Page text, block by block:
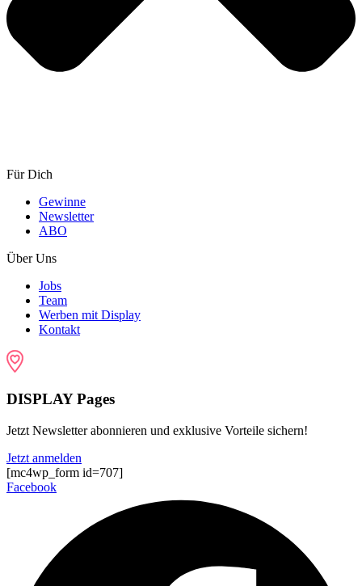
Für Dich
Gewinne
Newsletter
ABO
Über Uns
Jobs
Team
Werben mit Display
Kontakt
DISPLAY Pages
Jetzt Newsletter abonnieren und exklusive Vorteile sichern!
Jetzt anmelden
[mc4wp_form id=707]
Facebook